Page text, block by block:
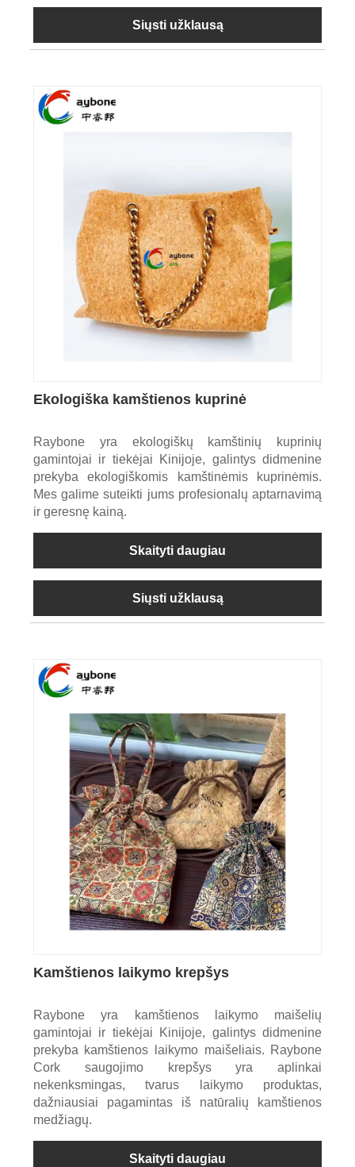
Siųsti užklausą
Ekologiška kamštienos kuprinė
Raybone yra ekologiškų kamštinių kuprinių
gamintojai ir tiekėjai Kinijoje, galintys didmenine
prekyba ekologiškomis kamštinėmis kuprinėmis.
Mes galime suteikti jums profesionalų aptarnavimą
ir geresnę kainą.
Skaityti daugiau
Siųsti užklausą
Kamštienos laikymo krepšys
Raybone yra kamštienos laikymo maišelių
gamintojai ir tiekėjai Kinijoje, galintys didmenine
prekyba kamštienos laikymo maišeliais. Raybone
Cork saugojimo krepšys yra aplinkai
nekenksmingas, tvarus laikymo produktas,
dažniausiai pagamintas iš natūralių kamštienos
medžiagų.
Skaityti daugiau